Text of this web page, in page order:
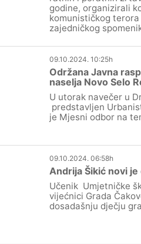
godine, organizirali
komunističkog
zajedničkog
09.10.2024. 10:25h
Održana Javna
naselja Novo Selo
U utorak navečer u
predstavljen
je Mjesni odbor na
09.10.2024. 06:58h
Andrija Šikić novi
Učenik Umjetničke
vijećnici Grada
dosadašnju dječju